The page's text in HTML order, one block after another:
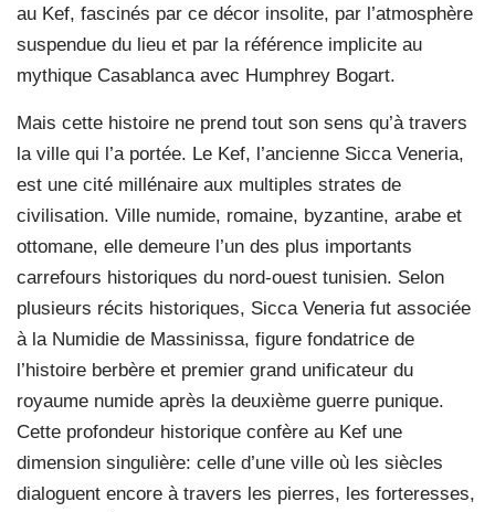
au Kef, fascinés par ce décor insolite, par l’atmosphère
suspendue du lieu et par la référence implicite au
mythique Casablanca avec Humphrey Bogart.
Mais cette histoire ne prend tout son sens qu’à travers
la ville qui l’a portée. Le Kef, l’ancienne Sicca Veneria,
est une cité millénaire aux multiples strates de
civilisation. Ville numide, romaine, byzantine, arabe et
ottomane, elle demeure l’un des plus importants
carrefours historiques du nord-ouest tunisien. Selon
plusieurs récits historiques, Sicca Veneria fut associée
à la Numidie de Massinissa, figure fondatrice de
l’histoire berbère et premier grand unificateur du
royaume numide après la deuxième guerre punique.
Cette profondeur historique confère au Kef une
dimension singulière: celle d’une ville où les siècles
dialoguent encore à travers les pierres, les forteresses,